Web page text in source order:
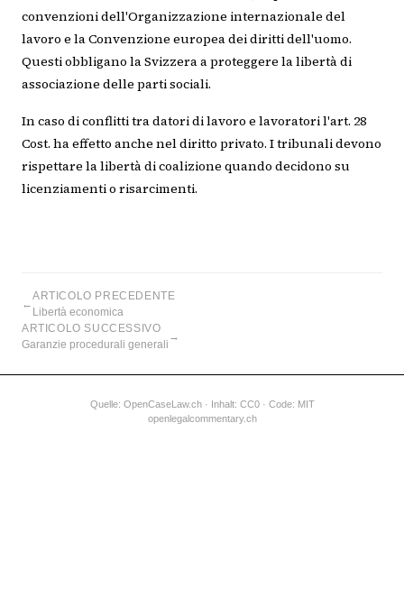
convenzioni dell'Organizzazione internazionale del
lavoro e la Convenzione europea dei diritti dell'uomo.
Questi obbligano la Svizzera a proteggere la libertà di
associazione delle parti sociali.
In caso di conflitti tra datori di lavoro e lavoratori l'art. 28
Cost. ha effetto anche nel diritto privato. I tribunali devono
rispettare la libertà di coalizione quando decidono su
licenziamenti o risarcimenti.
←
ARTICOLO PRECEDENTE
Libertà economica
ARTICOLO SUCCESSIVO
Garanzie procedurali generali
→
Quelle: OpenCaseLaw.ch· Inhalt: CC0 · Code: MIT
openlegalcommentary.ch